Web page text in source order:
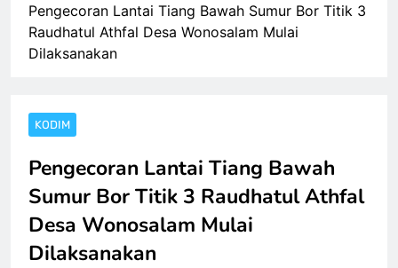
Pengecoran Lantai Tiang Bawah Sumur Bor Titik 3
Raudhatul Athfal Desa Wonosalam Mulai
Dilaksanakan
KODIM
Pengecoran Lantai Tiang Bawah
Sumur Bor Titik 3 Raudhatul Athfal
Desa Wonosalam Mulai
Dilaksanakan